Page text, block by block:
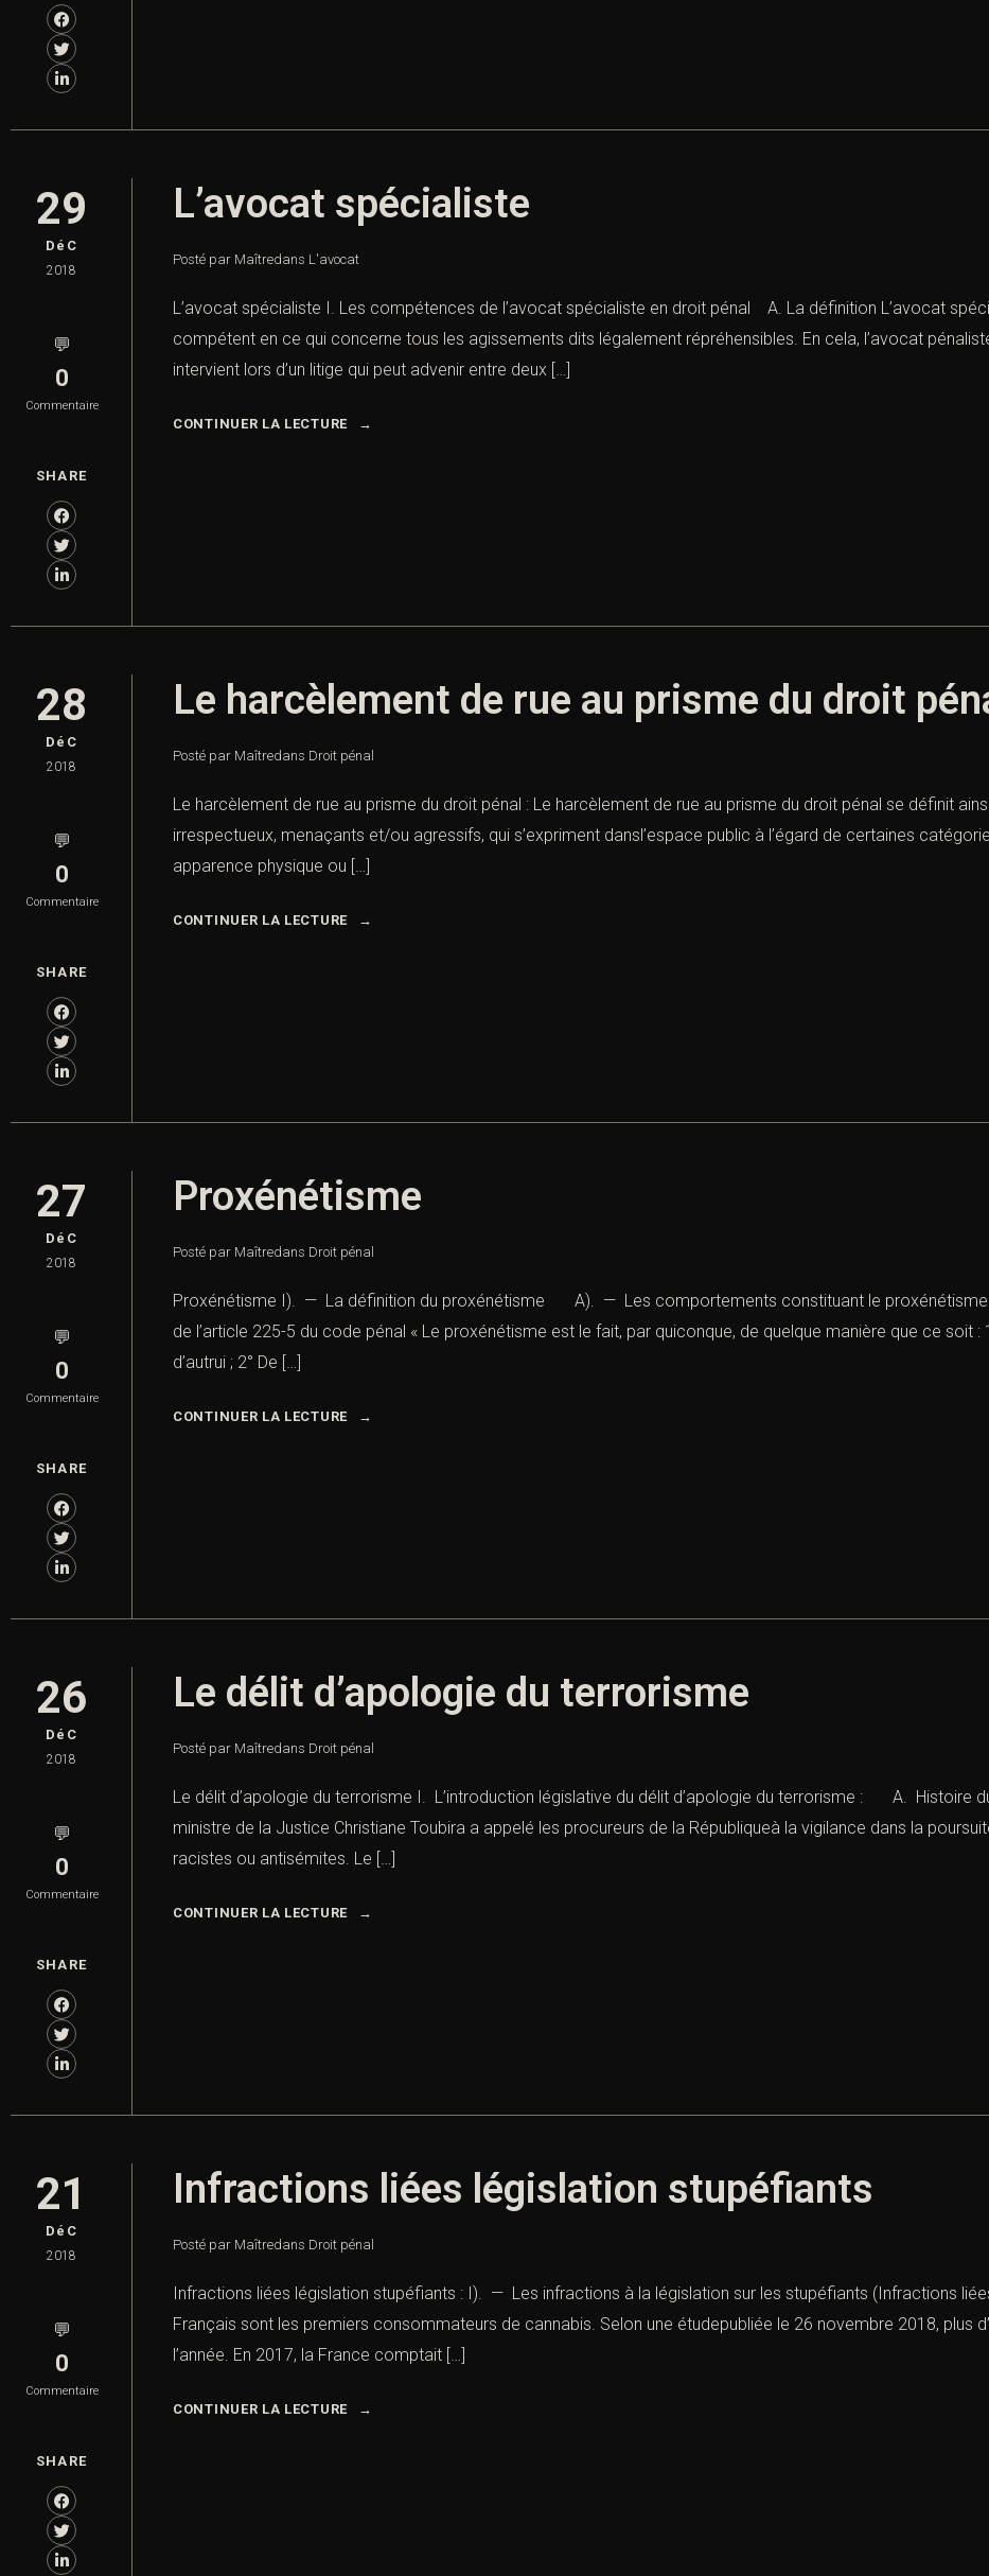
29
DéC
2018
💬
0
Commentaire
SHARE
L’avocat spécialiste
Posté par Maîtredans L'avocat
L’avocat spécialiste I. Les compétences de l’avocat spécialiste en droit pénal A. La définition L’avocat
compétent en ce qui concerne tous les agissements dits légalement répréhensibles. En cela, l’avocat
intervient lors d’un litige qui peut advenir entre deux […]
CONTINUER LA LECTURE
28
DéC
2018
💬
0
Commentaire
SHARE
Le harcèlement de rue au prisme du droit
Posté par Maîtredans Droit pénal
Le harcèlement de rue au prisme du droit pénal : Le harcèlement de rue au prisme du droit pénal se définit
irrespectueux, menaçants et/ou agressifs, qui s’expriment dansl’espace public à l’égard de certaines
apparence physique ou […]
CONTINUER LA LECTURE
27
DéC
2018
💬
0
Commentaire
SHARE
Proxénétisme
Posté par Maîtredans Droit pénal
Proxénétisme I). — La définition du proxénétisme A). — Les comportements constituant le proxénétisme
de l’article 225-5 du code pénal « Le proxénétisme est le fait, par quiconque, de quelque manière que ce soit :
d’autrui ; 2° De […]
CONTINUER LA LECTURE
26
DéC
2018
💬
0
Commentaire
SHARE
Le délit d’apologie du terrorisme
Posté par Maîtredans Droit pénal
Le délit d’apologie du terrorisme I. L’introduction législative du délit d’apologie du terrorisme : A. Histoire
ministre de la Justice Christiane Toubira a appelé les procureurs de la Républiqueà la vigilance dans la
racistes ou antisémites. Le […]
CONTINUER LA LECTURE
21
DéC
2018
💬
0
Commentaire
SHARE
Infractions liées législation stupéfiants
Posté par Maîtredans Droit pénal
Infractions liées législation stupéfiants : I). — Les infractions à la législation sur les stupéfiants (Infractions
Français sont les premiers consommateurs de cannabis. Selon une étudepubliée le 26 novembre 2018, plus
l’année. En 2017, la France comptait […]
CONTINUER LA LECTURE